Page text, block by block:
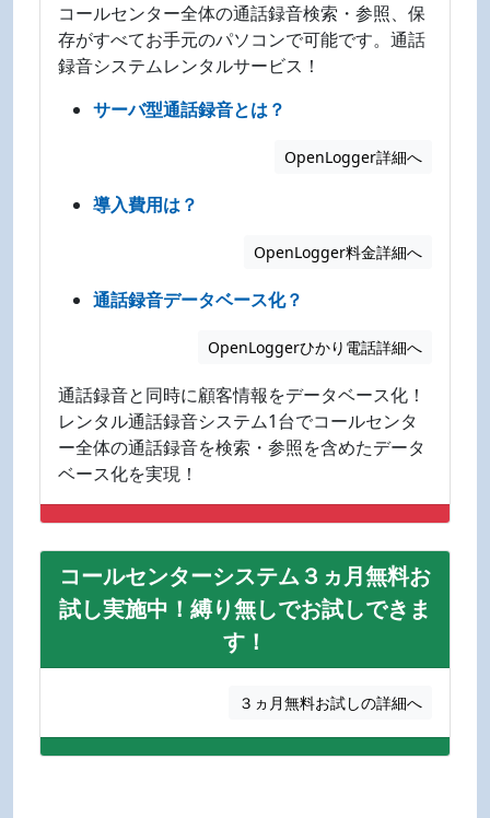
コールセンター全体の通話録音検索・参照、保
存がすべてお手元のパソコンで可能です。通話
録音システムレンタルサービス！
サーバ型通話録音とは？
OpenLogger詳細へ
導入費用は？
OpenLogger料金詳細へ
通話録音データベース化？
OpenLoggerひかり電話詳細へ
通話録音と同時に顧客情報をデータベース化！
レンタル通話録音システム1台でコールセンタ
ー全体の通話録音を検索・参照を含めたデータ
ベース化を実現！
コールセンターシステム３ヵ月無料お
試し実施中！縛り無しでお試しできま
す！
３ヵ月無料お試しの詳細へ